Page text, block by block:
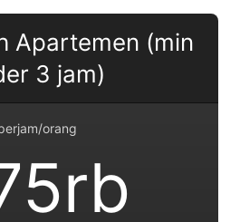
Apartemen (min
3 jam)
orang